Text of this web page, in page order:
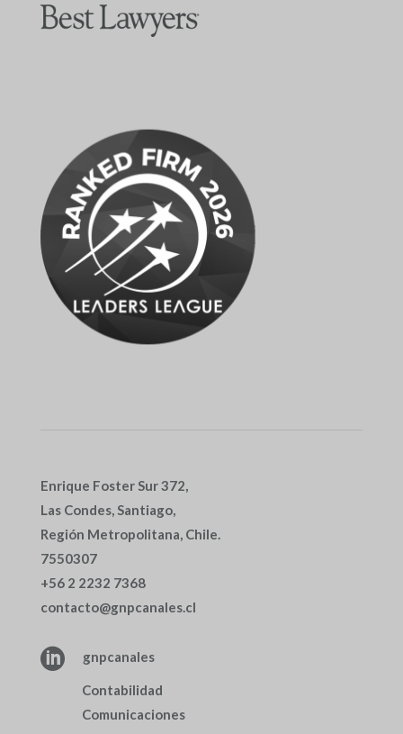
Enrique Foster Sur 372,
Las Condes, Santiago,
Región Metropolitana, Chile.
7550307
+56 2 2232 7368
contacto@gnpcanales.cl
 gnpcanales
Contabilidad
Comunicaciones